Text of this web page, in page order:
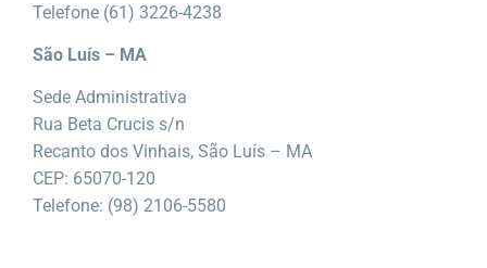
Telefone (61) 3226-4238
São Luís – MA
Sede Administrativa
Rua Beta Crucis s/n
Recanto dos Vinhais, São Luís – MA
CEP: 65070-120
Telefone: (98) 2106-5580